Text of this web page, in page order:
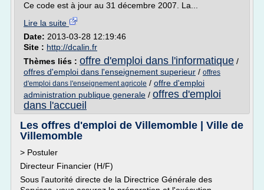
Ce code est à jour au 31 décembre 2007. La...
Lire la suite
Date: 2013-03-28 12:19:46
Site : http://dcalin.fr
Thèmes liés : offre d'emploi dans l'informatique /
offres d'emploi dans l'enseignement superieur / offres
d'emploi dans l'enseignement agricole / offre d'emploi
administration publique generale / offres d'emploi
dans l'accueil
Les offres d'emploi de Villemomble | Ville de
Villemomble
> Postuler
Directeur Financier (H/F)
Sous l'autorité directe de la Directrice Générale des